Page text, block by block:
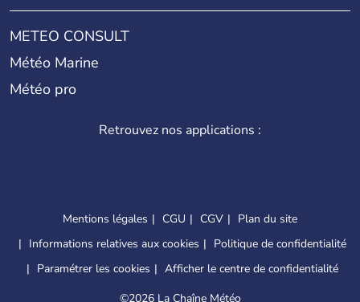
METEO CONSULT
Météo Marine
Météo pro
Retrouvez nos applications :
Mentions légales CGU CGV
Plan du site
Informations relatives aux cookies
Politique de confidentialité
Paramétrer les cookies
Afficher le centre de confidentialité
©2026 La Chaîne Météo